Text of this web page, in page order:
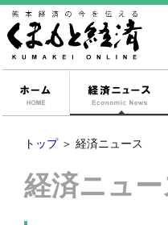
トップ ＞ 経済ニュース
経済ニュー